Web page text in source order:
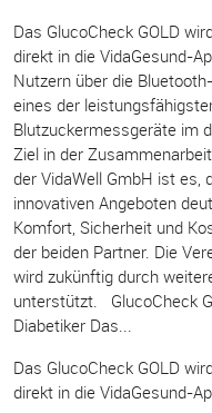
Das GlucoCheck GOLD
direkt in die VidaGesund-
Nutzern über die
eines der
Blutzuckermessgeräte im
Ziel in der
der VidaWell GmbH ist es,
innovativen Angeboten
Komfort, Sicherheit und
der beiden Partner. Die
wird zukünftig durch
unterstützt. GlucoCheck
Diabetiker Das...
Das GlucoCheck GOLD
direkt in die VidaGesund-